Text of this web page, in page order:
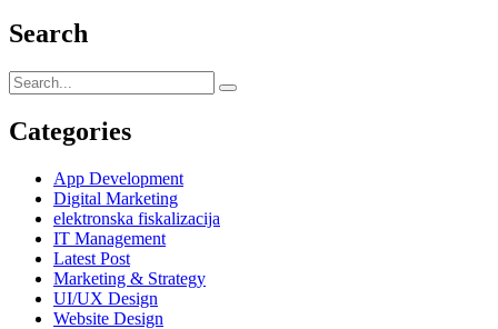
Search
Categories
App Development
Digital Marketing
elektronska fiskalizacija
IT Management
Latest Post
Marketing & Strategy
UI/UX Design
Website Design